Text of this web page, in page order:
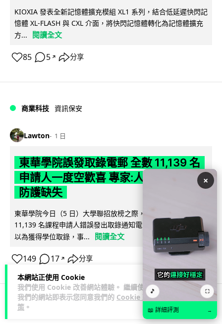
本網站正使用 Cookie
我們使用 Cookie 改善網站體驗。 繼續使用
我們的網站即表示您同意我們的 Cookie 政
策 。
KIOXIA 發表全新記憶體擴充模組 XL1 系列，結合低延遲快閃記
憶體 XL-FLASH 與 CXL 介面，將快閃記憶體轉化為記憶體擴充
方...
閱讀全文
85 5 ↗ 分享
商業科技 資訊保安
Lawton 1 日
東華學院誤發取錄電郵 全數 11,139 名
申請人一度空歡喜 專家:人為疏忽+系統
防護缺失
東華學院今日（5 日）大學聯招放榜之際，因人為疏忽向全數
11,139 名課程申請人錯誤發出取錄通知電郵，令大批考生一度
以為獲得學位取錄，事...
閱讀全文
149 17 ↗ 分享
科技娛樂
×
🎵 ⛶
📖 詳細評測 →